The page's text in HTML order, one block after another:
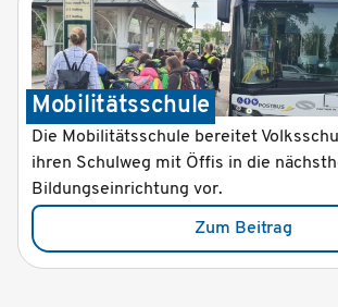
Mobilitätsschule
Die Mobilitätsschule bereitet
ihren Schulweg mit Öffis in die
Bildungseinrichtung vor.
Zum Beitrag